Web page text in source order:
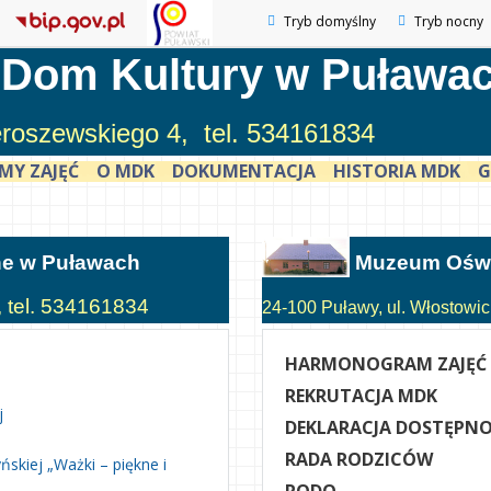
Tryb domyślny Tryb nocny
Kultury w
4, tel. 534161834
ZAJĘĆ O MDK DOKUMENTACJA HISTORIA MDK
w Puławach
tel. 534161834
„Ważki – piękne i
Muzeum
24-100 Puławy, ul.
HARMONOGRAM ZAJĘĆ
REKRUTACJA MDK
DEKLARACJA
RADA RODZICÓW